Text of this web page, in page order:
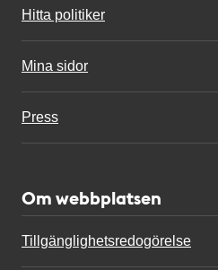
Hitta politiker
Mina sidor
Press
Om webbplatsen
Tillgänglighetsredogörelse